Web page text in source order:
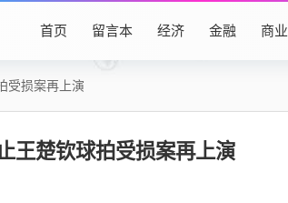
首页 留言本 经济 金融 商业
受损案再上演
王楚钦球拍受损案再上演